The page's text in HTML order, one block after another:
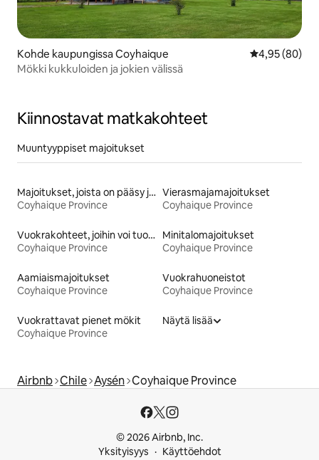
Kohde kaupungissa Coyhaique
4,95 (80)
Mökki kukkuloiden ja jokien välissä
Kiinnostavat matkakohteet
Muuntyyppiset majoitukset
Majoitukset, joista on pääsy järvelle
Coyhaique Province
Vierasmajamajoitukset
Coyhaique Province
Vuokrakohteet, joihin voi tuoda lemmikin
Coyhaique Province
Minitalomajoitukset
Coyhaique Province
Aamiaismajoitukset
Coyhaique Province
Vuokrahuoneistot
Coyhaique Province
Vuokrattavat pienet mökit
Coyhaique Province
Näytä lisää
Airbnb Chile Aysén Coyhaique Province
© 2026 Airbnb, Inc.
Yksityisyys
Käyttöehdot